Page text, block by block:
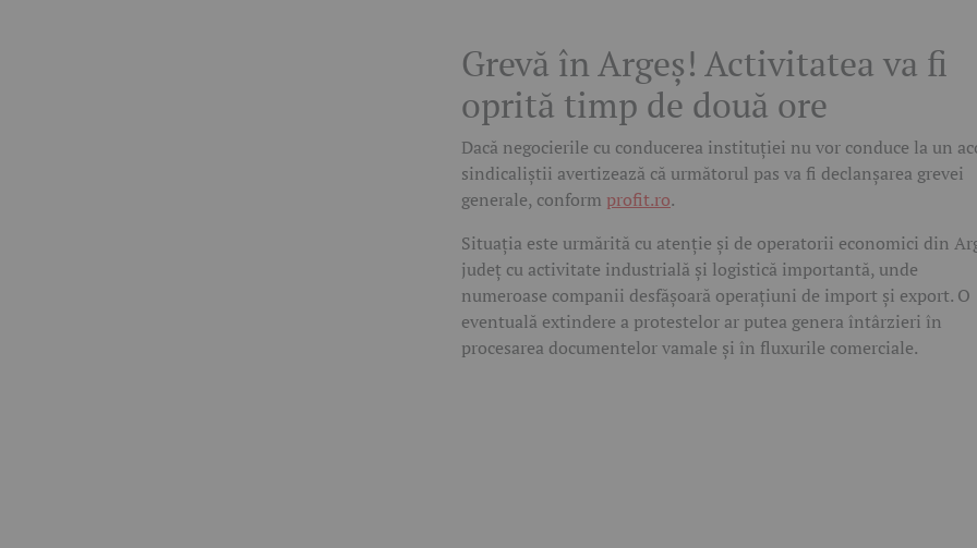
Grevă în Argeș! Activitatea va fi
oprită timp de două ore
Dacă negocierile cu conducerea instituției nu vor conduce la un
sindicaliștii avertizează că următorul pas va fi declanșarea grevei
generale, conform profit.ro.
Situația este urmărită cu atenție și de operatorii economici din
județ cu activitate industrială și logistică importantă, unde
numeroase companii desfășoară operațiuni de import și export. O
eventuală extindere a protestelor ar putea genera întârzieri în
procesarea documentelor vamale și în fluxurile comerciale.